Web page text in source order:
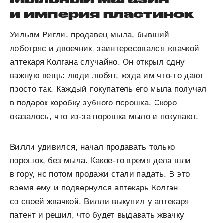
и империя пластинок
Уильям Ригли, продавец мыла, бывший
лоботряс и двоечник, заинтересовался жвачкой
аптекаря Колгана случайно. Он открыл одну
важную вещь: люди любят, когда им что-то дают
просто так. Каждый покупатель его мыла получал
в подарок коробку зубного порошка. Скоро
оказалось, что из-за порошка мыло и покупают.
Вилли удивился, начал продавать только
порошок, без мыла. Какое-то время дела шли
в гору, но потом продажи стали падать. В это
время ему и подвернулся аптекарь Колган
со своей жвачкой. Вилли выкупил у аптекаря
патент и решил, что будет выдавать жвачку